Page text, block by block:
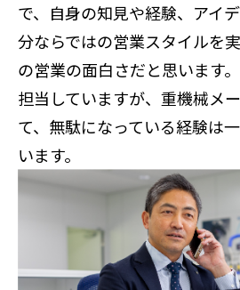
で、自身の知見や経験、アイ
分ならではの営業スタイルを
の営業の面白さだと思います
担当していますが、重機械メ
て、無駄になっている経験は
います。